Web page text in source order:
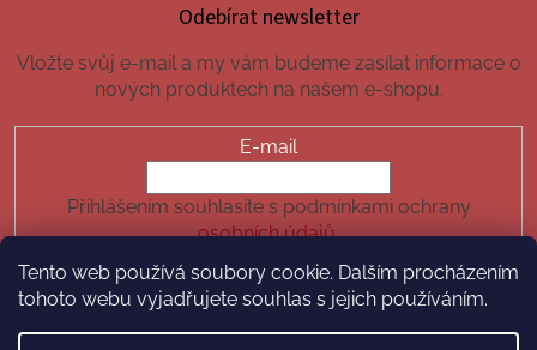
Tento web používá soubory cookie. Dalším procházením
tohoto webu vyjadřujete souhlas s jejich používáním.
Odebírat newsletter
Vložte svůj e-mail a my vám budeme zasílat informace o
nových produktech na našem e-shopu.
E-mail
Přihlášením souhlasíte s podmínkami ochrany
osobních údajů.
PŘIHLÁSIT SE